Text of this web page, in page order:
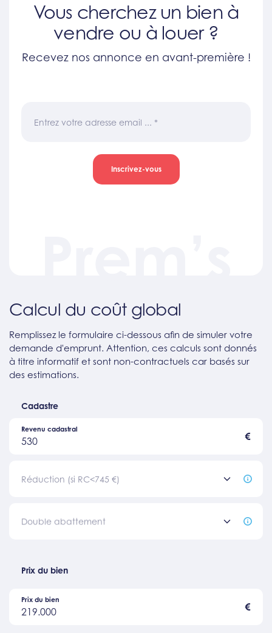
Vous cherchez un bien à
vendre ou à louer ?
Recevez nos annonce en avant-première !
Entrez votre adresse email ... *
Inscrivez-vous
Calcul du coût global
Remplissez le formulaire ci-dessous afin de simuler votre
demande d'emprunt. Attention, ces calculs sont donnés
à titre informatif et sont non-contractuels car basés sur
des estimations.
Cadastre
530
Revenu cadastral
€
Réduction (si RC<745 €)
Double abattement
Prix du bien
219.000
Prix du bien
€